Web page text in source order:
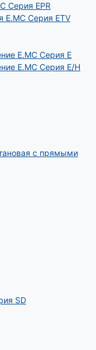
Серия EPR
E.MC Серия ETV
E.MC Серия E
E.MC Серия E/H
с прямыми
SD